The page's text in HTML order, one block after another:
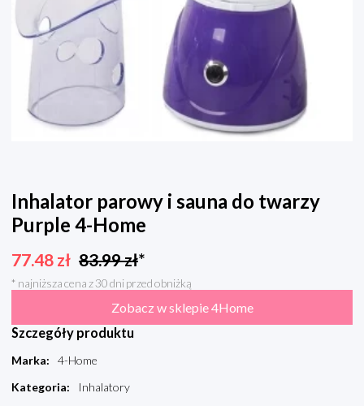
Inhalator parowy i sauna do twarzy
Purple 4-Home
77.48 zł 83.99zł*
* najniższa cena z 30 dni przed obniżką
Zobacz w sklepie 4Home
Szczegóły produktu
Marka:
4-Home
Kategoria:
Inhalatory